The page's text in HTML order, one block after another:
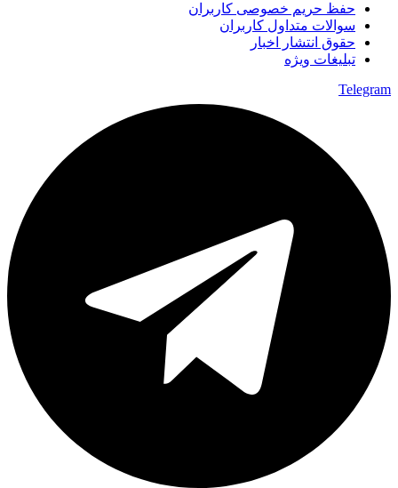
حفظ حریم خصوصی کاربران
سوالات متداول کاربران
حقوق انتشار اخبار
تبلیغات ویژه
Telegram